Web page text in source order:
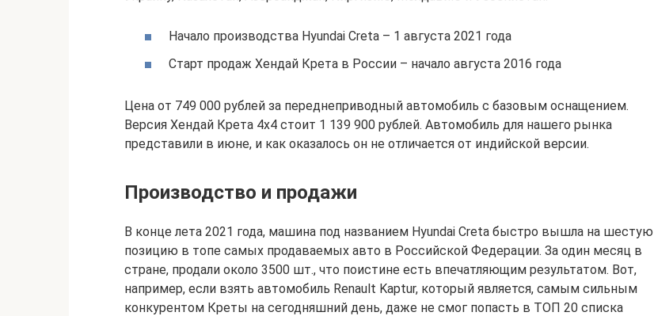
Начало производства Hyundai Creta – 1 августа 2021 года
Старт продаж Хендай Крета в России – начало августа 2016 года
Цена от 749 000 рублей за переднеприводный автомобиль с базовым оснащением.
Версия Хендай Крета 4х4 стоит 1 139 900 рублей. Автомобиль для нашего рынка
представили в июне, и как оказалось он не отличается от индийской версии.
Производство и продажи
В конце лета 2021 года, машина под названием Hyundai Creta быстро вышла на шестую
позицию в топе самых продаваемых авто в Российской Федерации. За один месяц в
стране, продали около 3500 шт., что поистине есть впечатляющим результатом. Вот,
например, если взять автомобиль Renault Kaptur, который является, самым сильным
конкурентом Креты на сегодняшний день, даже не смог попасть в ТОП 20 списка